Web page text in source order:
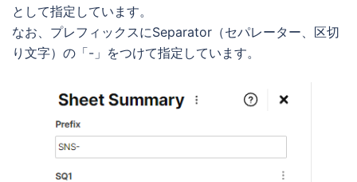
として指定しています。
なお、プレフィックスにSeparator（セパレーター、区切
り文字）の「-」をつけて指定しています。